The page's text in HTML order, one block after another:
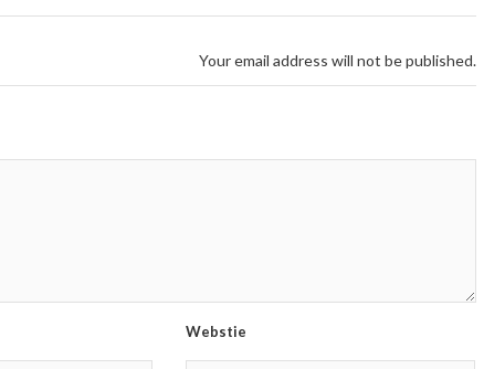
Your email address will not be published.
Webstie